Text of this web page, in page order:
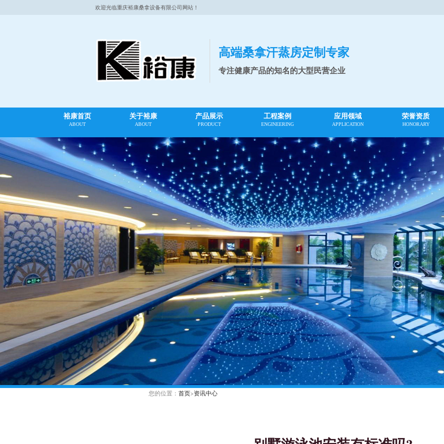
欢迎光临重庆裕康桑拿设备有限公司网站！
高端桑拿汗蒸房定制专家
专注健康产品的知名的大型民营企业
裕康首页
ABOUT
关于裕康
ABOUT
产品展示
PRODUCT
工程案例
ENGINEERING
应用领域
APPLICATION
荣誉资质
HONORARY
您的位置： 首页>资讯中心